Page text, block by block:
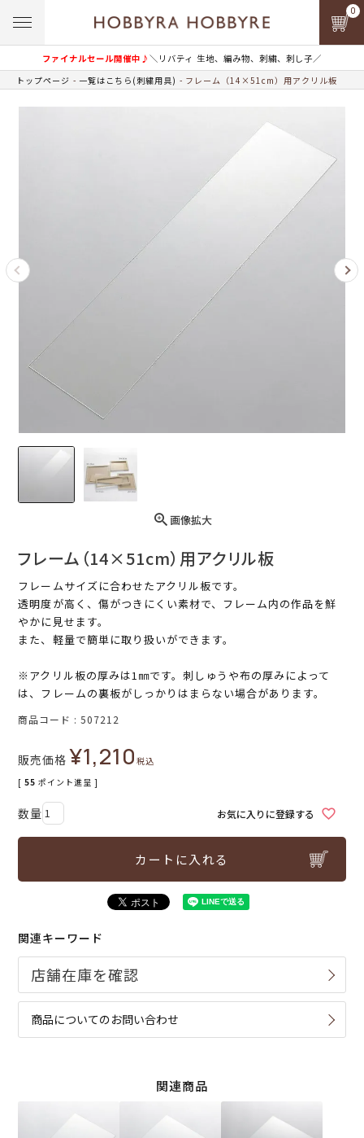
ファイナルセール開催中♪＼リバティ 生地、編み物、刺繍、刺し子／
0
トップページ 一覧はこちら(刺繍用具) フレーム（14×51cm）用アクリル板
画像拡大
フレーム（14×51cm）用アクリル板
フレームサイズに合わせたアクリル板です。
透明度が高く、傷がつきにくい素材で、フレーム内の作品を鮮
やかに見せます。
また、軽量で簡単に取り扱いができます。
※アクリル板の厚みは1㎜です。刺しゅうや布の厚みによって
は、フレームの裏板がしっかりはまらない場合があります。
商品コード 507212
販売価格 ¥1,210税込
[ 55 ポイント進呈 ]
お気に入りに登録する
カートに入れる
関連キーワード
商品についてのお問い合わせ
関連商品